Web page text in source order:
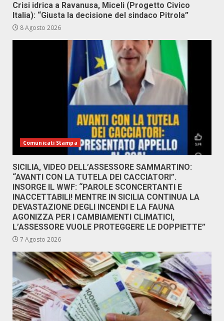
Crisi idrica a Ravanusa, Miceli (Progetto Civico
Italia): “Giusta la decisione del sindaco Pitrola”
8 Agosto 2026
Comunicati Stampa
SICILIA, VIDEO DELL’ASSESSORE SAMMARTINO:
“AVANTI CON LA TUTELA DEI CACCIATORI”.
INSORGE IL WWF: “PAROLE SCONCERTANTI E
INACCETTABILI! MENTRE IN SICILIA CONTINUA LA
DEVASTAZIONE DEGLI INCENDI E LA FAUNA
AGONIZZA PER I CAMBIAMENTI CLIMATICI,
L’ASSESSORE VUOLE PROTEGGERE LE DOPPIETTE”
7 Agosto 2026